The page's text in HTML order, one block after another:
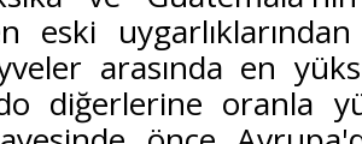
eski
arasında en
diğerlerine oranla